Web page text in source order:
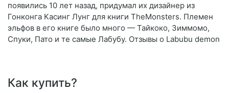
появились 10 лет назад, придумал их дизайнер из
Гонконга Касинг Лунг для книги TheMonsters. Племен
эльфов в его книге было много — Тайкоко, Зиммомо,
Спуки, Пато и те самые Лабубу. Отзывы о Labubu demon
Как купить?